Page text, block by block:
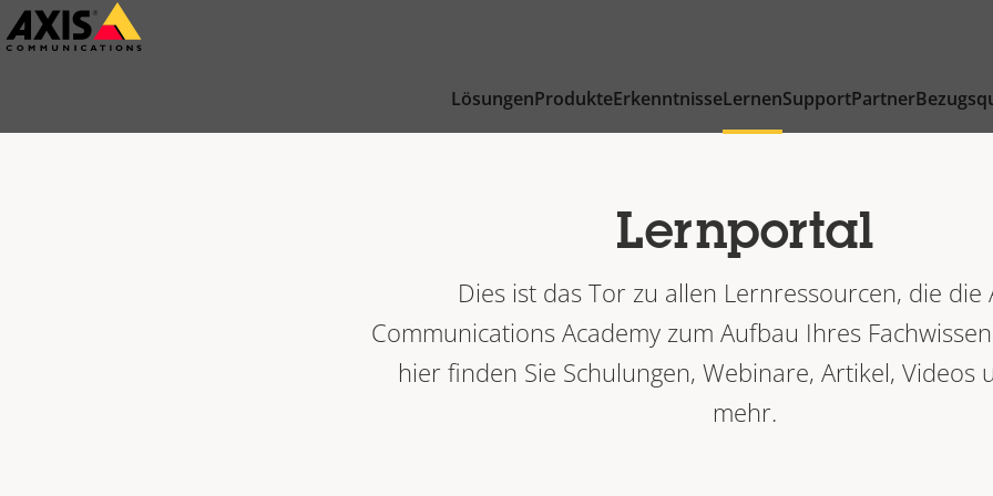
Zum
Hauptinhalt
LösungenProdukteErkenntnisseLernenSupportPartner
Lernportal
Dies ist das Tor zu allen Lernressourcen, die die
Communications Academy zum Aufbau Ihres
hier finden Sie Schulungen, Webinare, Artikel, Videos
mehr.